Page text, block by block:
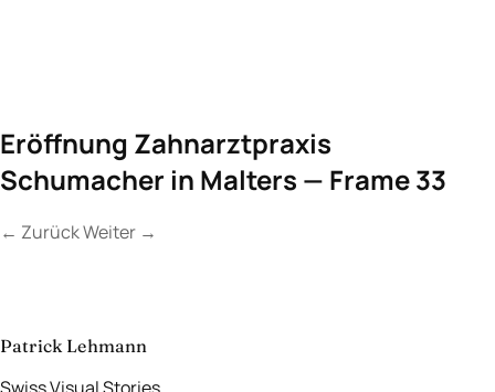
Eröffnung Zahnarztpraxis
Schumacher in Malters — Frame 33
← ZurückWeiter →
aufnehmen→
Patrick Lehmann